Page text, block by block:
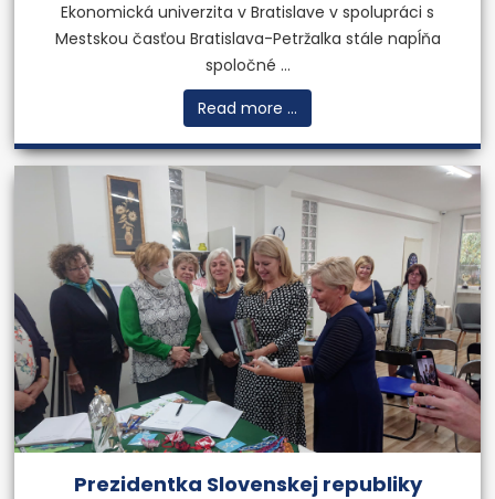
Ekonomická univerzita v Bratislave v spolupráci s
Mestskou časťou Bratislava-Petržalka stále napĺňa
spoločné ...
Read more ...
Prezidentka Slovenskej republiky